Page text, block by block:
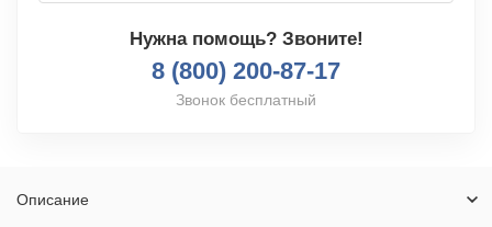
Нужна помощь? Звоните!
8 (800) 200-87-17
Звонок бесплатный
Описание